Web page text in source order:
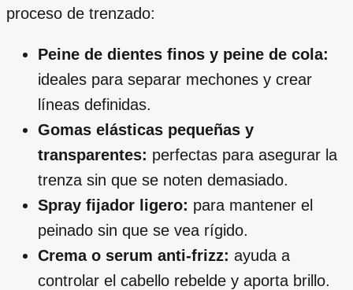
proceso de trenzado:
Peine de dientes finos y peine de cola:
ideales para separar mechones y crear
líneas definidas.
Gomas elásticas pequeñas y
transparentes: perfectas para asegurar la
trenza sin que se noten demasiado.
Spray fijador ligero: para mantener el
peinado sin que se vea rígido.
Crema o serum anti-frizz: ayuda a
controlar el cabello rebelde y aporta brillo.